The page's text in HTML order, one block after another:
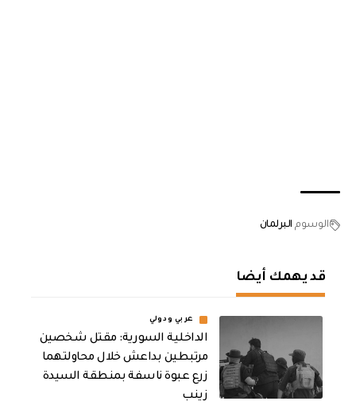
الوسوم البرلمان
قد يهمك أيضا
عربي ودولي
الداخلية السورية: مقتل شخصين
مرتبطين بداعش خلال محاولتهما
زرع عبوة ناسفة بمنطقة السيدة
زينب